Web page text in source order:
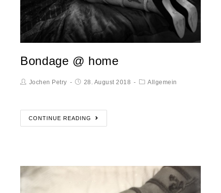
Bondage @ home
Jochen Petry 28. August 2018 Allgemein
CONTINUE READING